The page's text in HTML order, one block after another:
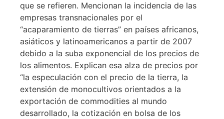
que se refieren. Mencionan la incidencia de las
empresas transnacionales por el
“acaparamiento de tierras” en países africanos,
asiáticos y latinoamericanos a partir de 2007
debido a la suba exponencial de los precios de
los alimentos. Explican esa alza de precios por
“la especulación con el precio de la tierra, la
extensión de monocultivos orientados a la
exportación de commodities al mundo
desarrollado, la cotización en bolsa de los